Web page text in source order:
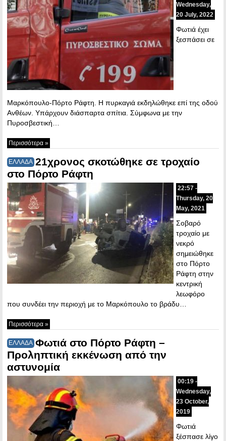
Wednesday,
20 July, 2022
Φωτιά έχει
ξεσπάσει σε
Μαρκόπουλο-Πόρτο Ράφτη. Η πυρκαγιά εκδηλώθηκε επί της οδού
Ανθέων. Υπάρχουν διάσπαρτα σπίτια. Σύμφωνα με την
Πυροσβεστική…
Περισσότερα »
ΕΛΛΑΔΑ 21χρονος σκοτώθηκε σε τροχαίο
στο Πόρτο Ράφτη
22:57 -
Thursday, 20
May, 2021
Σοβαρό
τροχαίο με
νεκρό
σημειώθηκε
στο Πόρτο
Ράφτη στην
κεντρική
λεωφόρο
που συνδέει την περιοχή με το Μαρκόπουλο το βράδυ…
Περισσότερα »
ΕΛΛΑΔΑ Φωτιά στο Πόρτο Ράφτη –
Προληπτική εκκένωση από την
αστυνομία
00:19 -
Wednesday,
23 October,
2019
Φωτιά
ξέσπασε λίγο